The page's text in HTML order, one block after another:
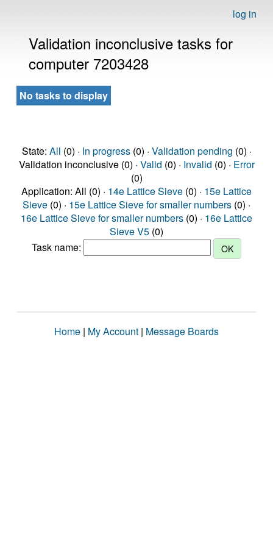
log in
Validation inconclusive tasks for
computer 7203428
No tasks to display
State: All (0) · In progress(0) · Validation pending (0) ·
Validation inconclusive (0) · Valid (0) · Invalid (0) · Error
(0)
Application: All (0) · 14e Lattice Sieve (0) · 15e Lattice
Sieve (0) · 15e Lattice Sieve for smaller numbers (0) ·
16e Lattice Sieve for smaller numbers (0) · 16e Lattice
Sieve V5 (0)
Task name:
Home | My Account | Message Boards